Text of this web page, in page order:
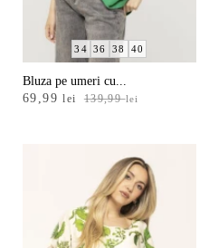
34 36 38 40
Bluza pe umeri cu...
139,99lei
Prețul
69,99lei
Prețul